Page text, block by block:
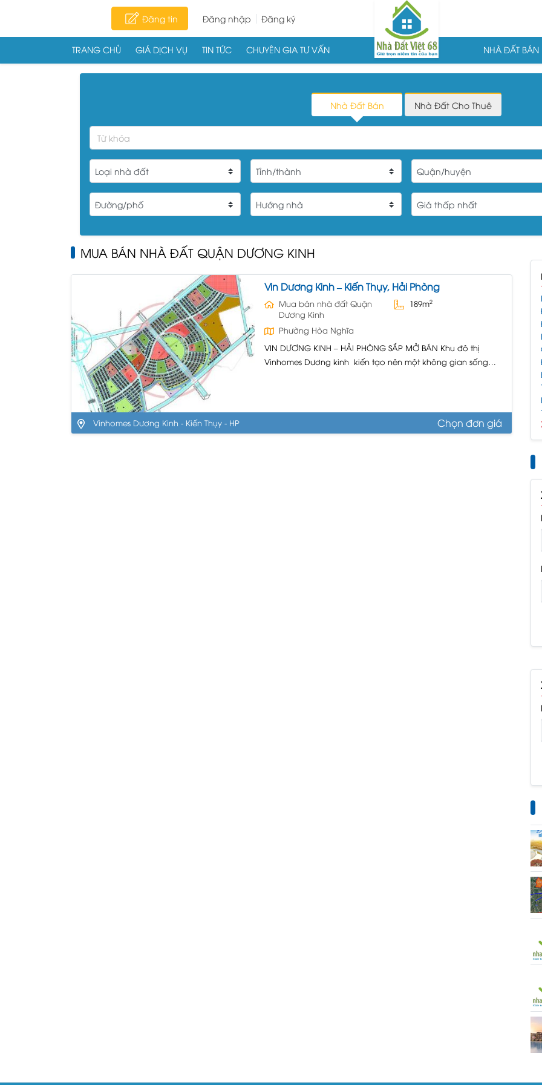
Đăng tin Đăng nhập Đăng ký
TRANG CHỦ GIÁ DỊCH VỤ TIN TỨC CHUYÊN GIA TƯ VẤN NHÀ ĐẤT BÁN
Nhà Đất Bán Nhà Đất Cho Thuê
MUA BÁN NHÀ ĐẤT QUẬN DƯƠNG KINH
Vin Dương Kinh – Kiến Thụy, Hải Phòng
Mua bán nhà đất Quận
Dương Kinh
189m2
Phường Hòa Nghĩa
VIN DƯƠNG KINH – HẢI PHÒNG SẮP MỞ BÁN Khu đô thị
Vinhomes Dương kinh kiến tạo nên một không gian sống
Vinhomes Dương Kinh - Kiến Thụy - HP
Chọn đơn giá